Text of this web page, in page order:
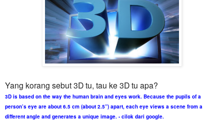
Yang korang sebut 3D tu, tau ke 3D tu apa?
3D is based on the way the human brain and eyes work. Because the pupils of a
person’s eye are about 6.5 cm (about 2.5”) apart, each eye views a scene from a
different angle and generates a unique image. - cilok dari google.